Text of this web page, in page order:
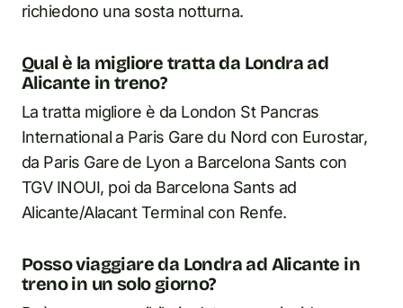
richiedono una sosta notturna.
Qual è la migliore tratta da Londra ad
Alicante in treno?
La tratta migliore è da London St Pancras
International a Paris Gare du Nord con Eurostar,
da Paris Gare de Lyon a Barcelona Sants con
TGV INOUI, poi da Barcelona Sants ad
Alicante/Alacant Terminal con Renfe.
Posso viaggiare da Londra ad Alicante in
treno in un solo giorno?